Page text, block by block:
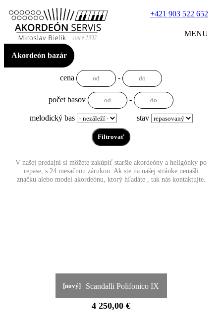
+421 903 522 652
MENU
Akordeón bazár
cena -
počet basov -
melodický bas stav
V našej predajni si môžete zakúpiť staršie akordeóny a heligónky po
repase, s 24 mesačnou zárukou. Ak ste na našej stránke nenašli
značku alebo model akordeónu, ktorý hľadáte , tak nás kontaktujte.
[nový] Scandalli Polifonico IX
4 250,00 €